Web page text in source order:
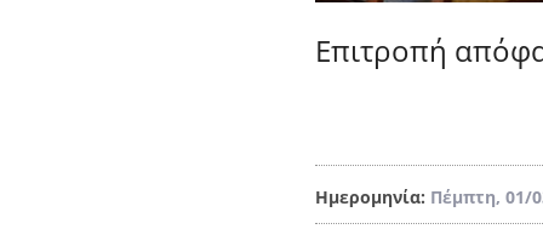
Επιτροπή
Ημερομηνία: Πέμπτη, 01/